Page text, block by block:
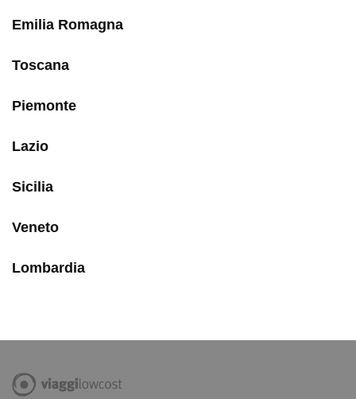
Emilia Romagna
Toscana
Piemonte
Lazio
Sicilia
Veneto
Lombardia